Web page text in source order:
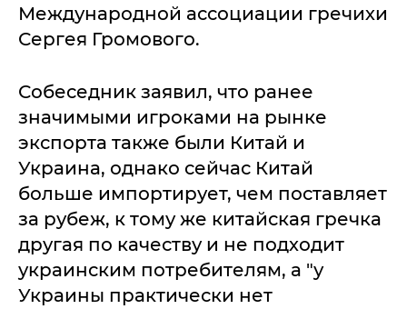
Международной ассоциации гречихи
Сергея Громового.
Собеседник заявил, что ранее
значимыми игроками на рынке
экспорта также были Китай и
Украина, однако сейчас Китай
больше импортирует, чем поставляет
за рубеж, к тому же китайская гречка
другая по качеству и не подходит
украинским потребителям, а "у
Украины практически нет